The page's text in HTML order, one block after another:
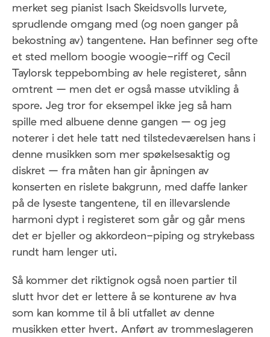
merket seg pianist Isach Skeidsvolls lurvete,
sprudlende omgang med (og noen ganger på
bekostning av) tangentene. Han befinner seg ofte
et sted mellom boogie woogie-riff og Cecil
Taylorsk teppebombing av hele registeret, sånn
omtrent – men det er også masse utvikling å
spore. Jeg tror for eksempel ikke jeg så ham
spille med albuene denne gangen – og jeg
noterer i det hele tatt ned tilstedeværelsen hans i
denne musikken som mer spøkelsesaktig og
diskret – fra måten han gir åpningen av
konserten en rislete bakgrunn, med daffe lanker
på de lyseste tangentene, til en illevarslende
harmoni dypt i registeret som går og går mens
det er bjeller og akkordeon-piping og strykebass
rundt ham lenger uti.
Så kommer det riktignok også noen partier til
slutt hvor det er lettere å se konturene av hva
som kan komme til å bli utfallet av denne
musikken etter hvert. Anført av trommeslageren